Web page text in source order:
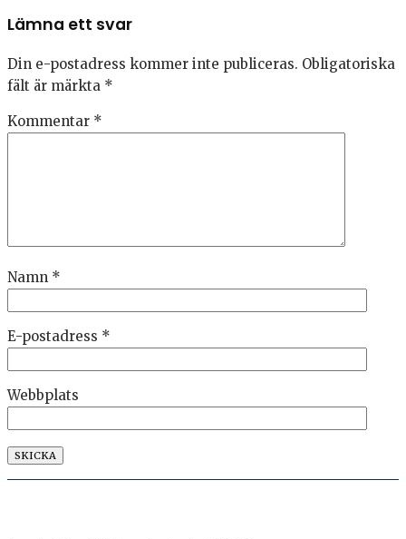
Lämna ett svar
Din e-postadress kommer inte publiceras. Obligatoriska
fält är märkta *
Kommentar *
Namn *
E-postadress *
Webbplats